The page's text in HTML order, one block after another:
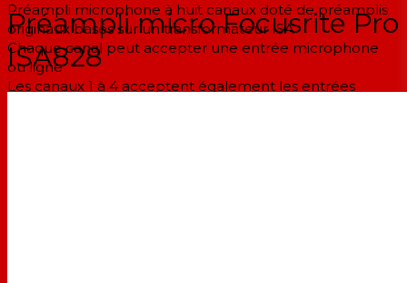
Préampli microphone à huit canaux doté de préamplis
originaux basés sur un transformateur ISA
Chaque canal peut accepter une entrée microphone
ou ligne
Les canaux 1 à 4 acceptent également les entrées
Préampli micro Focusrite Pro
ISA828